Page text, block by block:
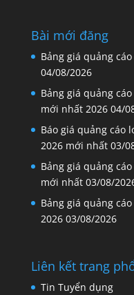
Bài mới đăng
Bảng giá quảng
04/08/2026
Bảng giá quảng
mới nhất 2026 04/
Báo giá quảng cáo
2026 mới nhất 03/
Bảng giá quảng
mới nhất 03/08/
Bảng giá quảng
2026 03/08/2026
Liên kết trang
Tin Tuyển dụng